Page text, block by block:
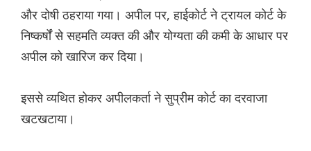
और दोषी ठहराया गया। अपील पर, हाईकोर्ट ने ट्रायल कोर्ट के
निष्कर्षों से सहमति व्यक्त की और योग्यता की कमी के आधार पर
अपील को खारिज कर दिया।
इससे व्यथित होकर अपीलकर्ता ने सुप्रीम कोर्ट का दरवाजा
खटखटाया।